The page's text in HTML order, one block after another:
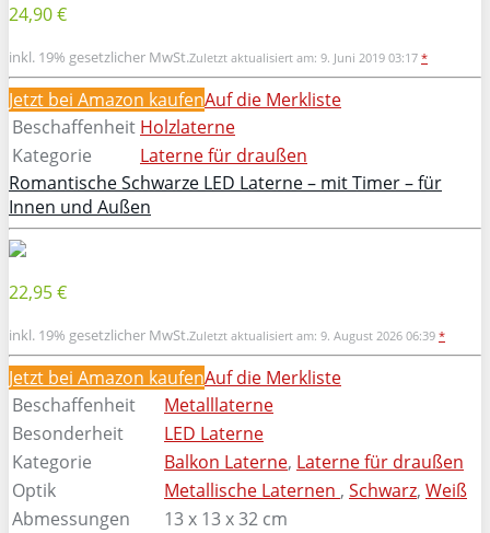
24,90 €
inkl. 19% gesetzlicher MwSt.Zuletzt aktualisiert am: 9. Juni 2019 03:17 *
Jetzt bei Amazon kaufenAuf die Merkliste
Beschaffenheit Holzlaterne
Kategorie
Laterne für draußen
Romantische Schwarze LED Laterne – mit Timer – für
Innen und Außen
22,95 €
inkl. 19% gesetzlicher MwSt.Zuletzt aktualisiert am: 9. August 2026 06:39 *
Jetzt bei Amazon kaufenAuf die Merkliste
Beschaffenheit
Metalllaterne
Besonderheit
LED Laterne
Kategorie
Balkon Laterne, Laterne für draußen
Optik
Metallische Laternen , Schwarz, Weiß
Abmessungen
13 x 13 x 32 cm